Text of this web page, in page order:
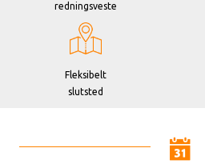
redningsveste
Fleksibelt
slutsted